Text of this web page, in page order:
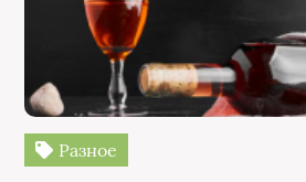
Разное